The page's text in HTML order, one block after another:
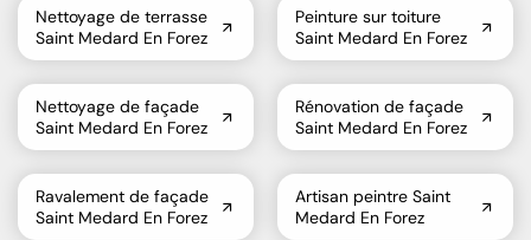
Nettoyage de terrasse
Saint Medard En Forez
Peinture sur toiture
Saint Medard En Forez
Nettoyage de façade
Saint Medard En Forez
Rénovation de façade
Saint Medard En Forez
Ravalement de façade
Saint Medard En Forez
Artisan peintre Saint
Medard En Forez